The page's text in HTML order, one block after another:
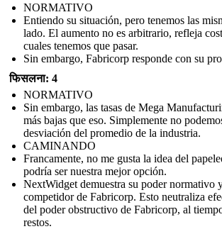
NORMATIVO
Entiendo su situación, pero tenemos las
lado. El aumento no es arbitrario, refleja
cuales tenemos que pasar.
Sin embargo, Fabricorp responde con su
फिसलना: 4
NORMATIVO
Sin embargo, las tasas de Mega
más bajas que eso. Simplemente no
desviación del promedio de la industria.
CAMINANDO
Francamente, no me gusta la idea del
podría ser nuestra mejor opción.
NextWidget demuestra su poder normativo
competidor de Fabricorp. Esto neutraliza
del poder obstructivo de Fabricorp, al
restos.